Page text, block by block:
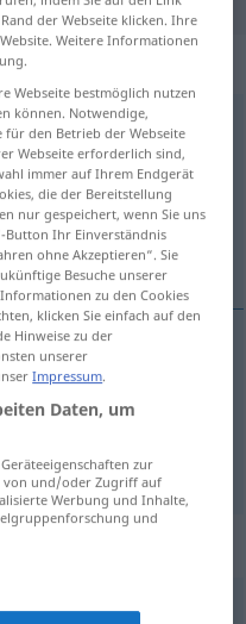
Verb
h.>
antippen)
der Webseite klicken. Ihre
Weitere Informationen
Webseite bestmöglich nutzen
können. Notwendige,
den Betrieb der Webseite
Webseite erforderlich sind,
immer auf Ihrem Endgerät
die der Bereitstellung
nur gespeichert, wenn Sie uns
Button Ihr Einverständnis
ohne Akzeptieren“. Sie
Besuche unserer
zu den Cookies
klicken Sie einfach auf den
Hinweise zu der
unserer
Impressum.
Daten, um
zur
von und/oder Zugriff auf
Werbung und Inhalte,
und